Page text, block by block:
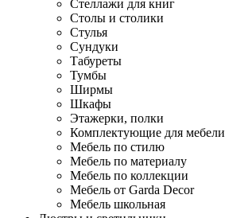
Стеллажи для книг
Столы и столики
Стулья
Сундуки
Табуреты
Тумбы
Ширмы
Шкафы
Этажерки, полки
Комплектующие для мебели
Мебель по стилю
Мебель по материалу
Мебель по коллекции
Мебель от Garda Decor
Мебель школьная